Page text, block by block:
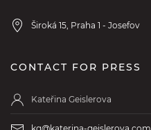
Široká 15, Praha 1 - Josefov
CONTACT FOR PRESS
Kateřina Geislerova